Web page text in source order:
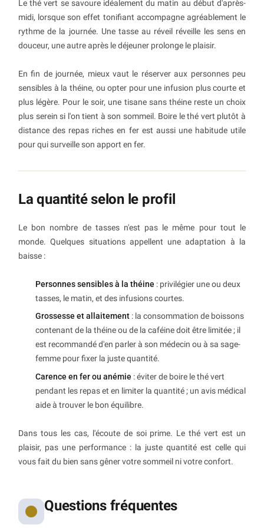
Le thé vert se savoure idéalement du matin au début d'après-
midi, lorsque son effet tonifiant accompagne agréablement le
rythme de la journée. Une tasse au réveil réveille les sens en
douceur, une autre après le déjeuner prolonge le plaisir.
En fin de journée, mieux vaut le réserver aux personnes peu
sensibles à la théine, ou opter pour une infusion plus courte et
plus légère. Pour le soir, une tisane sans théine reste un choix
plus serein si l'on tient à son sommeil. Boire le thé vert plutôt à
distance des repas riches en fer est aussi une habitude utile
pour qui surveille son apport en fer.
La quantité selon le profil
Le bon nombre de tasses n'est pas le même pour tout le
monde. Quelques situations appellent une adaptation à la
baisse :
Personnes sensibles à la théine : privilégier une ou deux
tasses, le matin, et des infusions courtes.
Grossesse et allaitement : la consommation de boissons
contenant de la théine ou de la caféine doit être limitée ; il
est recommandé d'en parler à son médecin ou à sa sage-
femme pour fixer la juste quantité.
Carence en fer ou anémie : éviter de boire le thé vert
pendant les repas et en limiter la quantité ; un avis médical
aide à trouver le bon équilibre.
Dans tous les cas, l'écoute de soi prime. Le thé vert est un
plaisir, pas une performance : la juste quantité est celle qui
vous fait du bien sans gêner votre sommeil ni votre confort.
Questions fréquentes